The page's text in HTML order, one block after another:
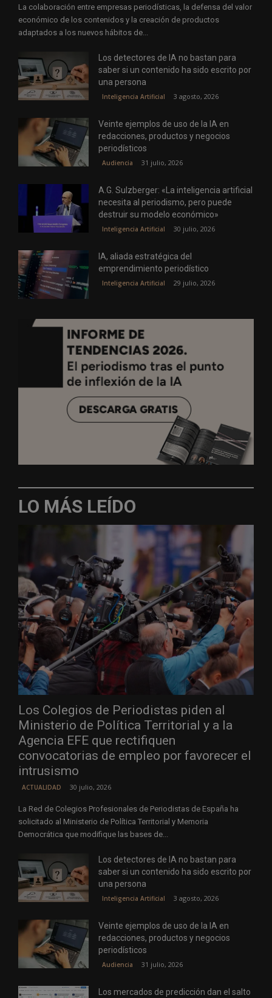
La colaboración entre empresas periodísticas, la defensa del valor
económico de los contenidos y la creación de productos
adaptados a los nuevos hábitos de...
Los detectores de IA no bastan para
saber si un contenido ha sido escrito por
una persona
Inteligencia Artificial 3 agosto, 2026
Veinte ejemplos de uso de la IA en
redacciones, productos y negocios
periodísticos
Audiencia 31 julio, 2026
A.G. Sulzberger: «La inteligencia artificial
necesita al periodismo, pero puede
destruir su modelo económico»
Inteligencia Artificial 30 julio, 2026
IA, aliada estratégica del
emprendimiento periodístico
Inteligencia Artificial 29 julio, 2026
LO MÁS LEÍDO
Los Colegios de Periodistas piden al
Ministerio de Política Territorial y a la
Agencia EFE que rectifiquen
convocatorias de empleo por favorecer el
intrusismo
ACTUALIDAD 30 julio, 2026
La Red de Colegios Profesionales de Periodistas de España ha
solicitado al Ministerio de Política Territorial y Memoria
Democrática que modifique las bases de...
Los detectores de IA no bastan para
saber si un contenido ha sido escrito por
una persona
Inteligencia Artificial 3 agosto, 2026
Veinte ejemplos de uso de la IA en
redacciones, productos y negocios
periodísticos
Audiencia 31 julio, 2026
Los mercados de predicción dan el salto